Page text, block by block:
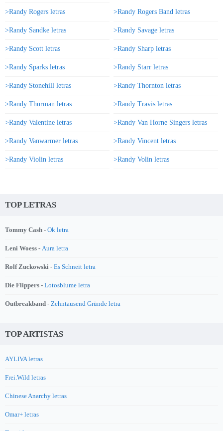
>Randy Rogers letras >Randy Rogers Band letras
>Randy Sandke letras >Randy Savage letras
>Randy Scott letras >Randy Sharp letras
>Randy Sparks letras >Randy Starr letras
>Randy Stonehill letras >Randy Thornton letras
>Randy Thurman letras >Randy Travis letras
>Randy Valentine letras >Randy Van Horne Singers letras
>Randy Vanwarmer letras >Randy Vincent letras
>Randy Violin letras >Randy Volin letras
TOP LETRAS
Tommy Cash - Ok letra
Leni Woess - Aura letra
Rolf Zuckowski - Es Schneit letra
Die Flippers - Lotosblume letra
Outbreakband - Zehntausend Gründe letra
TOP ARTISTAS
AYLIVA letras
Frei.Wild letras
Chinese Anarchy letras
Omar+ letras